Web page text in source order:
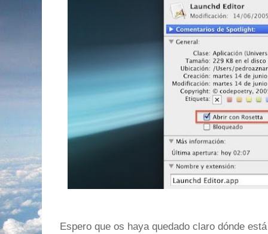
Espero que os haya quedado claro dónde